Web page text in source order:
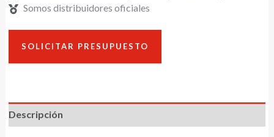
Somos distribuidores oficiales
SOLICITAR PRESUPUESTO
Descripción